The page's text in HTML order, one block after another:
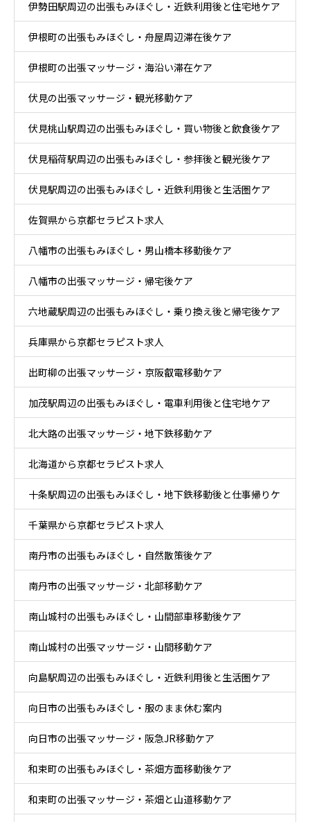
ア
伊勢田駅周辺の出張もみほぐし・近鉄利用後と住宅地ケア
伊根町の出張もみほぐし・舟屋周辺滞在後ケア
伊根町の出張マッサージ・海沿い滞在ケア
伏見の出張マッサージ・観光移動ケア
伏見桃山駅周辺の出張もみほぐし・買い物後と飲食後ケア
伏見稲荷駅周辺の出張もみほぐし・参拝後と観光後ケア
伏見駅周辺の出張もみほぐし・近鉄利用後と生活圏ケア
佐賀県から京都セラピスト求人
八幡市の出張もみほぐし・男山橋本移動後ケア
八幡市の出張マッサージ・帰宅後ケア
六地蔵駅周辺の出張もみほぐし・乗り換え後と帰宅後ケア
兵庫県から京都セラピスト求人
出町柳の出張マッサージ・京阪叡電移動ケア
加茂駅周辺の出張もみほぐし・電車利用後と住宅地ケア
北大路の出張マッサージ・地下鉄移動ケア
北海道から京都セラピスト求人
十条駅周辺の出張もみほぐし・地下鉄移動後と仕事帰りケ
ア
千葉県から京都セラピスト求人
南丹市の出張もみほぐし・自然散策後ケア
南丹市の出張マッサージ・北部移動ケア
南山城村の出張もみほぐし・山間部車移動後ケア
南山城村の出張マッサージ・山間移動ケア
向島駅周辺の出張もみほぐし・近鉄利用後と生活圏ケア
向日市の出張もみほぐし・服のまま休む案内
向日市の出張マッサージ・阪急JR移動ケア
和束町の出張もみほぐし・茶畑方面移動後ケア
和束町の出張マッサージ・茶畑と山道移動ケア